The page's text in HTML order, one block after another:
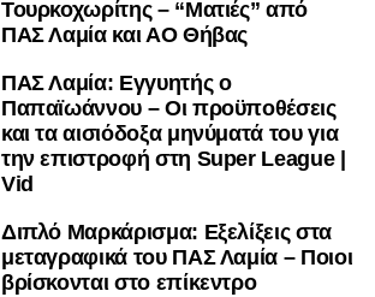
Τουρκοχωρίτης – “Ματιές” από
ΠΑΣ Λαμία και ΑΟ Θήβας
ΠΑΣ Λαμία: Εγγυητής ο
Παπαϊωάννου – Οι προϋποθέσεις
και τα αισιόδοξα μηνύματά του για
την επιστροφή στη Super League |
Vid
Διπλό Μαρκάρισμα: Εξελίξεις στα
μεταγραφικά του ΠΑΣ Λαμία – Ποιοι
βρίσκονται στο επίκεντρο